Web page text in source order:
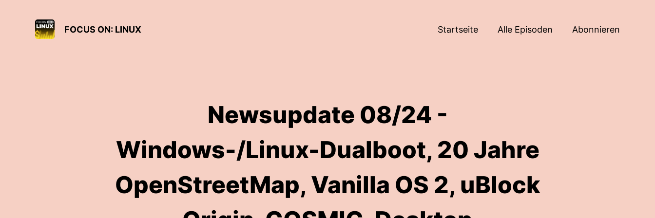
FOCUS ON: LINUX Startseite Alle Episoden Abonnieren
Newsupdate 08/24 -
Windows-/Linux-Dualboot, 20 Jahre
OpenStreetMap, Vanilla OS 2, uBlock